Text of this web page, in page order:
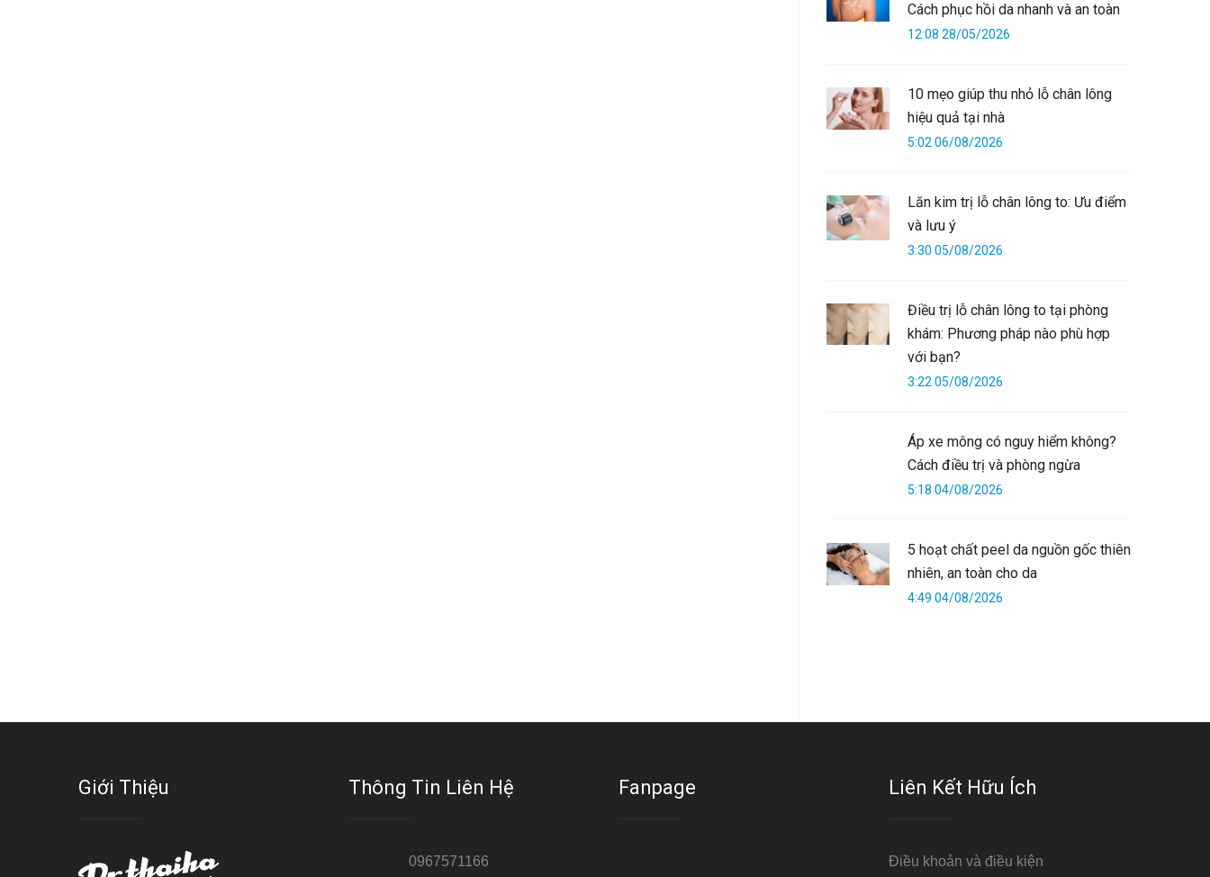
Cách phục hồi da nhanh và an toàn
12:08 28/05/2026
10 mẹo giúp thu nhỏ lỗ chân lông
hiệu quả tại nhà
5:02 06/08/2026
Lăn kim trị lỗ chân lông to: Ưu điểm
và lưu ý
3:30 05/08/2026
Điều trị lỗ chân lông to tại phòng
khám: Phương pháp nào phù hợp
với bạn?
3:22 05/08/2026
Áp xe mông có nguy hiểm không?
Cách điều trị và phòng ngừa
5:18 04/08/2026
5 hoạt chất peel da nguồn gốc thiên
nhiên, an toàn cho da
4:49 04/08/2026
Giới Thiệu Thông Tin Liên Hệ
0967571166
Fanpage Liên Kết Hữu Ích
Điều khoản và điều kiện